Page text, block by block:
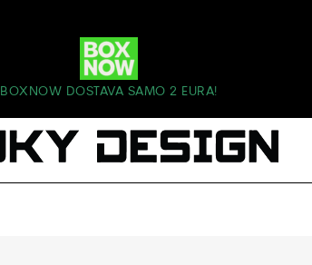
BOXNOW DOSTAVA SAMO 2 EURA!